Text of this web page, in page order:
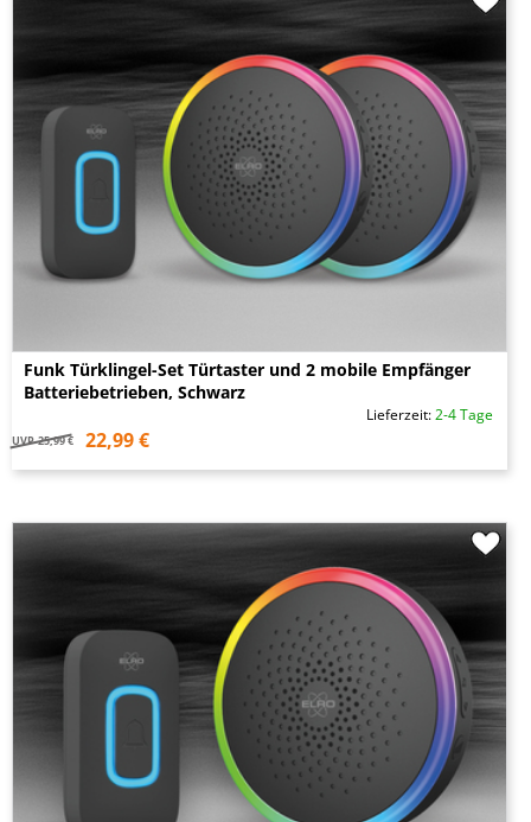
Funk Türklingel-Set Türtaster und 2 mobile Empfänger
Batteriebetrieben, Schwarz
Lieferzeit:2-4 Tage
UVP 25,99 € 22,99 €